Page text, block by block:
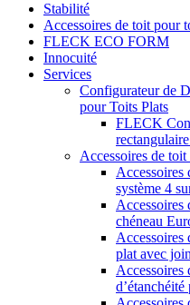
Stabilité
Accessoires de toit pour
FLECK ECO FORM
Innocuité
Services
Configurateur de
pour Toits Plats
FLECK
Accessoires de toit
Accessoires
système 4
Accessoires
chéneau
Accessoires
plat avec
Accessoires